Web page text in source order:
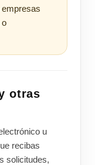
o
otras
u
recibas
solicitudes,